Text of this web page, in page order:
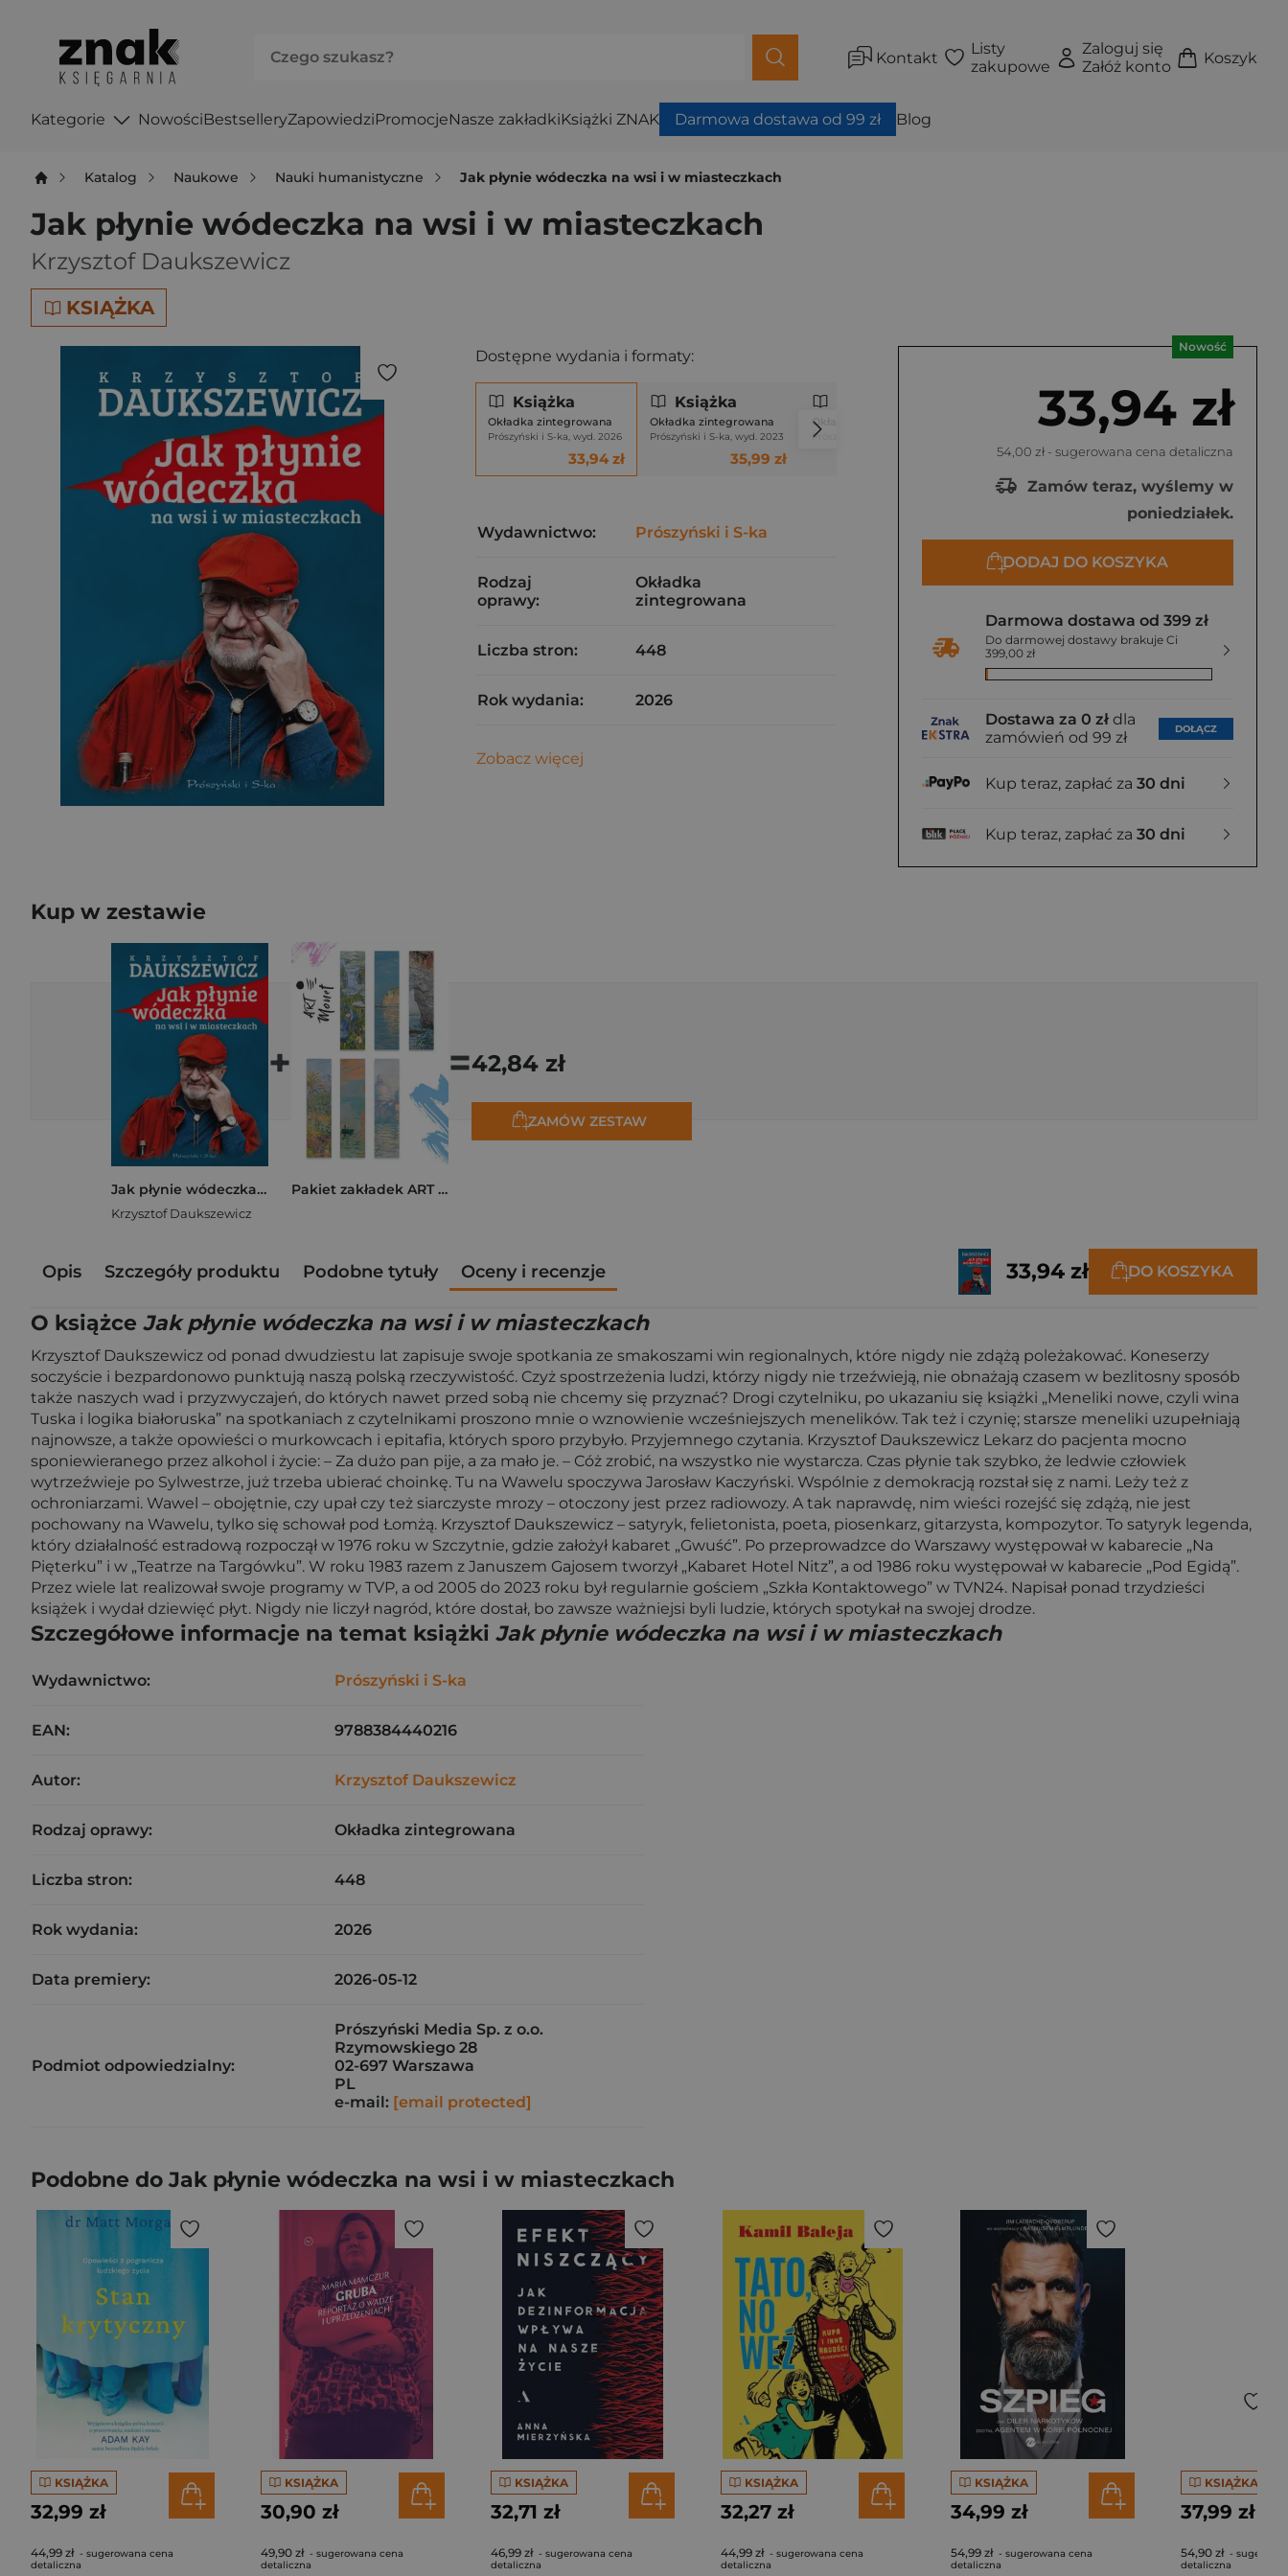
Kontakt
Listy
zakupowe
Zaloguj się
Załóż konto
Koszyk
Kategorie NowościBestselleryZapowiedziPromocjeNasze zakładkiKsiążki ZNAK Darmowa dostawa od 99 zł Blog
Katalog Naukowe Nauki humanistyczne Jak płynie wódeczka na wsi i w miasteczkach
Jak płynie wódeczka na wsi i w miasteczkach
Krzysztof Daukszewicz
KSIĄŻKA
Nowość
33,94 zł
54,00 zł - sugerowana cena detaliczna
Zamów teraz, wyślemy w
poniedziałek.
DODAJ DO KOSZYKA
Darmowa dostawa od 399 zł
Do darmowej dostawy brakuje Ci
399,00 zł
Dostawa za 0 zł dla
zamówień od 99 zł
DOŁĄCZ
Kup teraz, zapłać za 30 dni
Kup teraz, zapłać za 30 dni
Dostępne wydania i formaty:
Książka
Okładka zintegrowana
Prószyński i S-ka, wyd. 2026
33,94 zł
Książka
Okładka zintegrowana
Prószyński i S-ka, wyd. 2023
35,99 zł
Okładka zintegrowana
Prószyński i S-ka, wyd. 2022
Wydawnictwo: Prószyński i S-ka
Rodzaj
oprawy:
Okładka
zintegrowana
Liczba stron: 448
Rok wydania: 2026
Zobacz więcej
Kup w zestawie
Jak płynie wódeczka na wsi i w miasteczkach
Krzysztof Daukszewicz
+
Pakiet zakładek ART Monet
=42,84 zł
ZAMÓW ZESTAW
Opis Szczegóły produktu Podobne tytuły Oceny i recenzje 33,94 zł DO KOSZYKA
O książce Jak płynie wódeczka na wsi i w miasteczkach
Krzysztof Daukszewicz od ponad dwudziestu lat zapisuje swoje spotkania ze smakoszami win regionalnych, które nigdy nie zdążą poleżakować. Koneserzy
soczyście i bezpardonowo punktują naszą polską rzeczywistość. Czyż spostrzeżenia ludzi, którzy nigdy nie trzeźwieją, nie obnażają czasem w bezlitosny sposób
także naszych wad i przyzwyczajeń, do których nawet przed sobą nie chcemy się przyznać? Drogi czytelniku, po ukazaniu się książki „Meneliki nowe, czyli wina
Tuska i logika białoruska” na spotkaniach z czytelnikami proszono mnie o wznowienie wcześniejszych menelików. Tak też i czynię; starsze meneliki uzupełniają
najnowsze, a także opowieści o murkowcach i epitafia, których sporo przybyło. Przyjemnego czytania. Krzysztof Daukszewicz Lekarz do pacjenta mocno
sponiewieranego przez alkohol i życie: – Za dużo pan pije, a za mało je. – Cóż zrobić, na wszystko nie wystarcza. Czas płynie tak szybko, że ledwie człowiek
wytrzeźwieje po Sylwestrze, już trzeba ubierać choinkę. Tu na Wawelu spoczywa Jarosław Kaczyński. Wspólnie z demokracją rozstał się z nami. Leży też z
ochroniarzami. Wawel – obojętnie, czy upał czy też siarczyste mrozy – otoczony jest przez radiowozy. A tak naprawdę, nim wieści rozejść się zdążą, nie jest
pochowany na Wawelu, tylko się schował pod Łomżą. Krzysztof Daukszewicz – satyryk, felietonista, poeta, piosenkarz, gitarzysta, kompozytor. To satyryk legenda,
który działalność estradową rozpoczął w 1976 roku w Szczytnie, gdzie założył kabaret „Gwuść”. Po przeprowadzce do Warszawy występował w kabarecie „Na
Pięterku” i w „Teatrze na Targówku”. W roku 1983 razem z Januszem Gajosem tworzył „Kabaret Hotel Nitz”, a od 1986 roku występował w kabarecie „Pod Egidą”.
Przez wiele lat realizował swoje programy w TVP, a od 2005 do 2023 roku był regularnie gościem „Szkła Kontaktowego” w TVN24. Napisał ponad trzydzieści
książek i wydał dziewięć płyt. Nigdy nie liczył nagród, które dostał, bo zawsze ważniejsi byli ludzie, których spotykał na swojej drodze.
Szczegółowe informacje na temat książki Jak płynie wódeczka na wsi i w miasteczkach
Wydawnictwo: Prószyński i S-ka
EAN: 9788384440216
Autor: Krzysztof Daukszewicz
Rodzaj oprawy: Okładka zintegrowana
Liczba stron: 448
Rok wydania: 2026
Data premiery: 2026-05-12
Podmiot odpowiedzialny:
Prószyński Media Sp. z o.o.
Rzymowskiego 28
02-697 Warszawa
PL
e-mail: [email protected]
Podobne do Jak płynie wódeczka na wsi i w miasteczkach
KSIĄŻKA
32,99 zł
44,99 zł - sugerowana cena
detaliczna
KSIĄŻKA
30,90 zł
49,90 zł - sugerowana cena
detaliczna
KSIĄŻKA
32,71 zł
46,99 zł - sugerowana cena
detaliczna
KSIĄŻKA
32,27 zł
44,99 zł - sugerowana cena
detaliczna
KSIĄŻKA
34,99 zł
54,99 zł - sugerowana cena
detaliczna
KSIĄŻKA
37,99 zł
54,90 zł -
detaliczna